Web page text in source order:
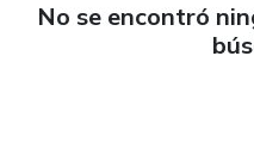
No se encontró